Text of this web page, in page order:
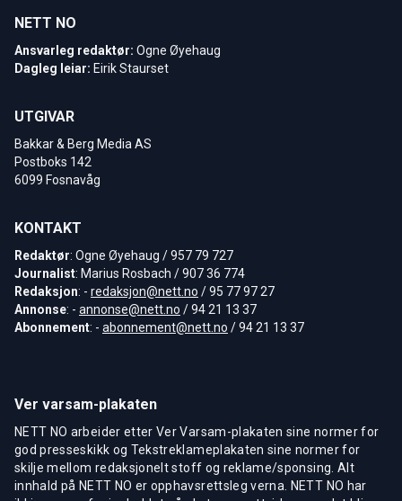
NETT NO
Ansvarleg redaktør: Ogne Øyehaug
Dagleg leiar: Eirik Staurset
UTGIVAR
Bakkar & Berg Media AS
Postboks 142
6099 Fosnavåg
KONTAKT
Redaktør: Ogne Øyehaug / 957 79 727
Journalist: Marius Rosbach / 907 36 774
Redaksjon: - redaksjon@nett.no / 95 77 97 27
Annonse: - annonse@nett.no / 94 21 13 37
Abonnement: - abonnement@nett.no / 94 21 13 37
Ver varsam-plakaten
NETT NO arbeider etter Ver Varsam-plakaten sine normer for
god presseskikk og Tekstreklameplakaten sine normer for
skilje mellom redaksjonelt stoff og reklame/sponsing. Alt
innhald på NETT NO er opphavsrettsleg verna. NETT NO har